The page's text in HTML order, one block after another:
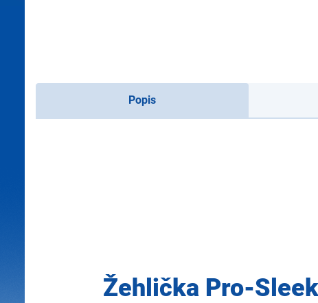
Popis
Žehlička Pro-